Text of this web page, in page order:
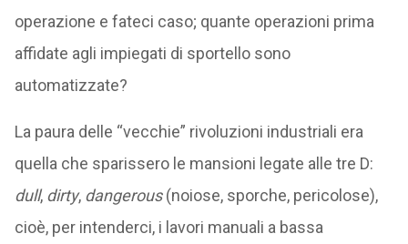
operazione e fateci caso; quante operazioni prima
affidate agli impiegati di sportello sono
automatizzate?
La paura delle “vecchie” rivoluzioni industriali era
quella che sparissero le mansioni legate alle tre D:
dull, dirty, dangerous(noiose, sporche, pericolose),
cioè, per intenderci, i lavori manuali a bassa